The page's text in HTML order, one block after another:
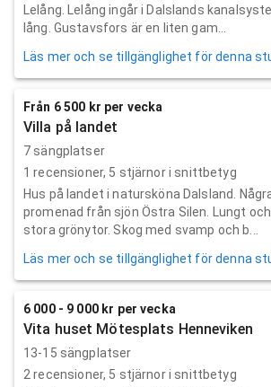
Lelång. Lelång ingår i Dalslands
lång. Gustavsfors är en liten gam...
Läs mer och se tillgänglighet för denna
Från 6 500 kr per vecka
Villa på landet
7 sängplatser
1 recensioner, 5 stjärnor i snittbetyg
Hus på landet i natursköna Dalsland.
promenad från sjön Östra Silen. Lungt
stora grönytor. Skog med svamp och b...
Läs mer och se tillgänglighet för denna
6 000 - 9 000 kr per vecka
Vita huset Mötesplats Henneviken
13-15 sängplatser
2 recensioner, 5 stjärnor i snittbetyg